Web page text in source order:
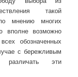
такой
мнению многих
вполне возможно
обозначенных
с бережливым
различать эти